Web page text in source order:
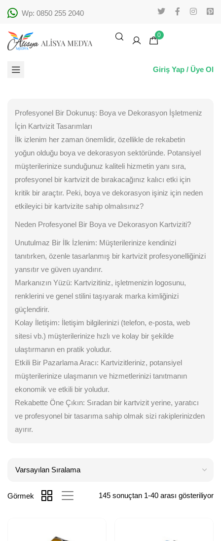
Wp: 0850 255 2040
0
Giriş Yap / Üye Ol
Profesyonel Bir Dokunuş: Boya ve Dekorasyon İşletmeniz
İçin Kartvizit Tasarımları
İlk izlenim her zaman önemlidir, özellikle de rekabetin
yoğun olduğu boya ve dekorasyon sektöründe. Potansiyel
müşterilerinize sunduğunuz kaliteli hizmetin yanı sıra,
profesyonel bir kartvizit de bırakacağınız kalıcı etki için
kritik bir araçtır. Peki, boya ve dekorasyon işiniz için neden
etkileyici bir kartvizite sahip olmalısınız?
Neden Profesyonel Bir Boya ve Dekorasyon Kartviziti?
Unutulmaz Bir İlk İzlenim: Müşterilerinize kendinizi
tanıtırken, özenle tasarlanmış bir kartvizit profesyonelliğinizi
yansıtır ve güven uyandırır.
Markanızın Yüzü: Kartvizitiniz, işletmenizin logosunu,
renklerini ve genel stilini taşıyarak marka kimliğinizi
güçlendirir.
Kolay İletişim: İletişim bilgilerinizi (telefon, e-posta, web
sitesi vb.) müşterilerinize hızlı ve kolay bir şekilde
ulaştırmanın en pratik yoludur.
Etkili Bir Pazarlama Aracı: Kartvizitleriniz, potansiyel
müşterilerinize ulaşmanın ve hizmetlerinizi tanıtmanın
ekonomik ve etkili bir yoludur.
Rekabette Öne Çıkın: Sıradan bir kartvizit yerine, yaratıcı
ve profesyonel bir tasarıma sahip olmak sizi rakiplerinizden
ayırır.
145 sonuçtan 1-40 arası gösteriliyor
Görmek